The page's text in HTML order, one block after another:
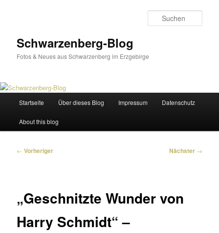
Schwarzenberg-Blog
Fotos & Neues aus Schwarzenberg im Erzgebirge
Startseite Über dieses Blog Impressum Datenschutz
About this blog
Beitragsnavigation
← Vorheriger Nächster →
„Geschnitzte Wunder von
Harry Schmidt“ –